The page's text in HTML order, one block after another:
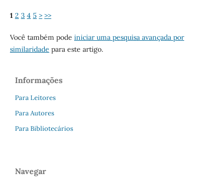
1 2 3 4 5 > >>
Você também pode iniciar uma pesquisa avançada por
similaridade para este artigo.
Informações
Para Leitores
Para Autores
Para Bibliotecários
Navegar